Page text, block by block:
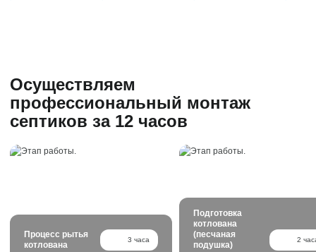
Осуществляем
профессиональный монтаж
септиков за 12 часов
Процесс рытья
котлована
3 часа
Подготовка
котлована
(песчаная
подушка)
2